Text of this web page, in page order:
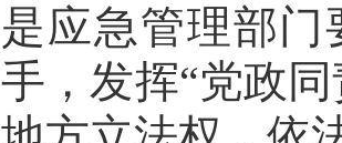
是应急管理部
手，发挥“党政